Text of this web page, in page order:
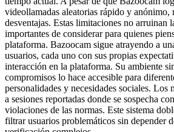
videollamadas aleatorias rápido y anónimo,
desventajas. Estas limitaciones no arruinan
importantes de considerar para quienes
plataforma. Bazoocam sigue atrayendo a
usuarios, cada uno con sus propias
interacción en la plataforma. Su ambiente
compromisos lo hace accesible para
personalidades y necesidades sociales. Los
a sesiones reportadas donde se sospecha
violaciones de las normas. Este sistema
filtrar usuarios problemáticos sin depender